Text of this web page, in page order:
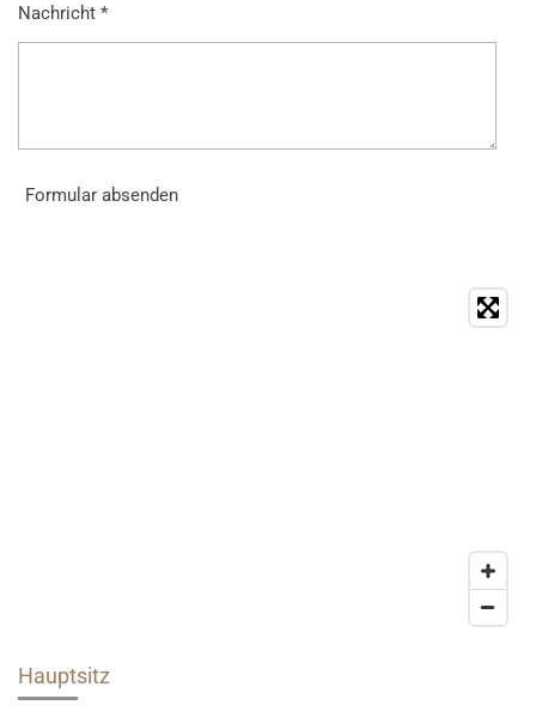
Nachricht *
Formular absenden
Hauptsitz